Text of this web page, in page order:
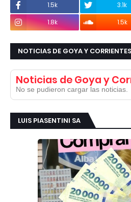
1.5k 3.1k
1.8k
1.5k
NOTICIAS DE GOYA Y CORRIENTES
Noticias de Goya y
No se pudieron cargar las noticias.
LUIS PIASENTINI SA